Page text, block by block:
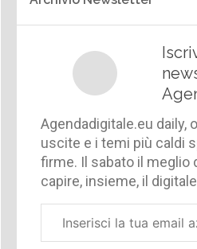
Agendadigitale.eu daily,
uscite e i temi più caldi
firme. Il sabato il meglio
capire, insieme, il
aziendale